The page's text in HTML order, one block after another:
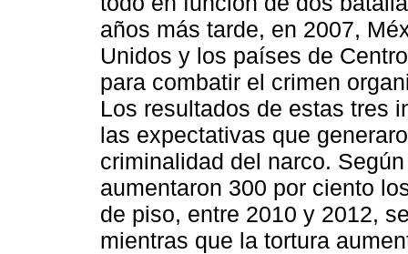
años más tarde, en 2007,
Unidos y los países de
para combatir el crimen
Los resultados de estas tres
las expectativas que
criminalidad del narco.
aumentaron 300 por ciento
de piso, entre 2010 y 2012,
mientras que la tortura